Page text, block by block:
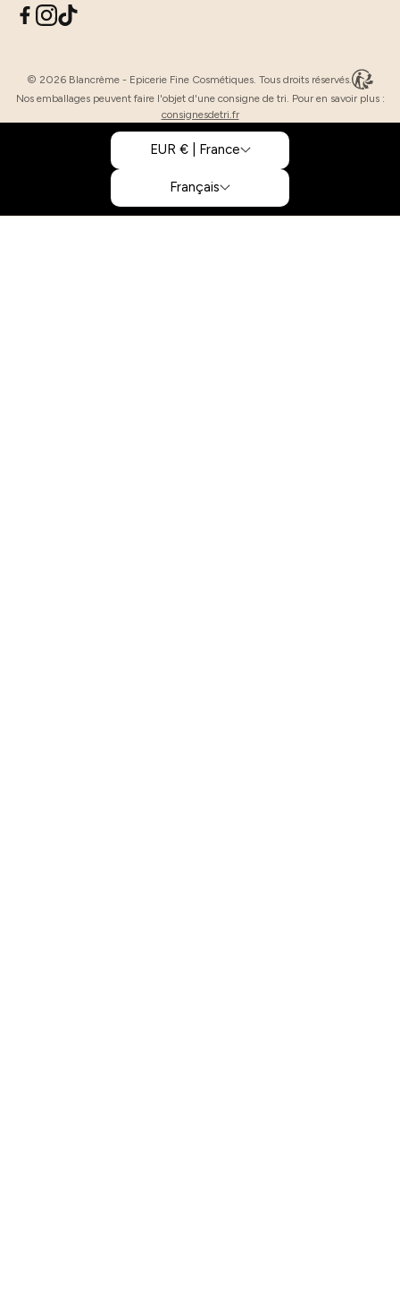
© 2026 Blancrème - Epicerie Fine Cosmétiques. Tous droits réservés.
Nos emballages peuvent faire l'objet d'une consigne de tri. Pour en savoir plus :
consignesdetri.fr
EUR € | France
Français